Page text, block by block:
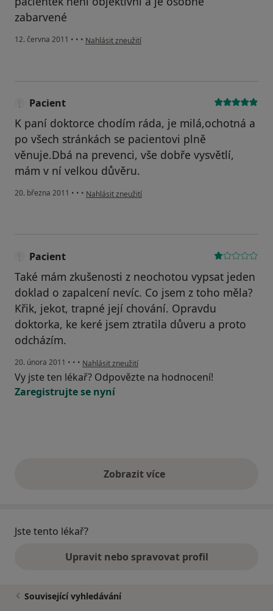
zabarvené
12. června 2011 • • • podle názoru uživatele Pacient
Nahlásit zneužití
Pacient
K paní doktorce chodím ráda, je milá,ochotná a
po všech stránkách se pacientovi plně
věnuje.Dbá na prevenci, vše dobře vysvětlí,
mám v ní velkou důvěru.
20. března 2011 • • • podle názoru uživatele Pacient
Nahlásit zneužití
Pacient
Také mám zkušenosti z neochotou vypsat jeden
doklad o zapalcení nevíc. Co jsem z toho měla?
Křik, jekot, trapné její chování. Opravdu
doktorka, ke keré jsem ztratila důveru a proto
odcházím.
20. února 2011 • • • podle názoru uživatele Pacient
Nahlásit zneužití
Vy jste ten lékař? Odpovězte na hodnocení!
Zaregistrujte se nyní
Zobrazit vícevýše uvedené názory
Jste tento lékař?
Upravit nebo spravovat profil
Související vyhledávání